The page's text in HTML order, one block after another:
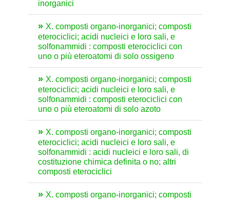
inorganici
X. composti organo-inorganici; composti
eterociclici; acidi nucleici e loro sali, e
solfonammidi : composti eterociclici con
uno o più eteroatomi di solo ossigeno
X. composti organo-inorganici; composti
eterociclici; acidi nucleici e loro sali, e
solfonammidi : composti eterociclici con
uno o più eteroatomi di solo azoto
X. composti organo-inorganici; composti
eterociclici; acidi nucleici e loro sali, e
solfonammidi : acidi nucleici e loro sali, di
costituzione chimica definita o no; altri
composti eterociclici
X. composti organo-inorganici; composti